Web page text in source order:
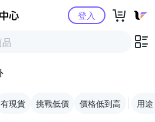
Yahoo購物中心登入
有現貨 挑戰低價 價格低到高 用途